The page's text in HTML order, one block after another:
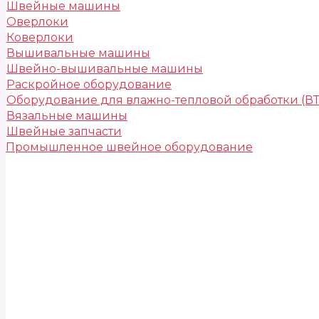
Швейные машины
Оверлоки
Коверлоки
Вышивальные машины
Швейно-вышивальные машины
Раскройное оборудование
Оборудование для влажно-тепловой обработки
Вязальные машины
Швейные запчасти
Промышленное швейное оборудование